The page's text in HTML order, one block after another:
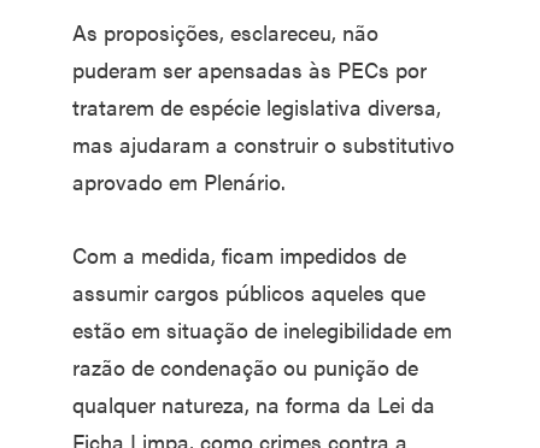
As proposições, esclareceu, não
puderam ser apensadas às PECs por
tratarem de espécie legislativa diversa,
mas ajudaram a construir o substitutivo
aprovado em Plenário.
Com a medida, ficam impedidos de
assumir cargos públicos aqueles que
estão em situação de inelegibilidade em
razão de condenação ou punição de
qualquer natureza, na forma da Lei da
Ficha Limpa, como crimes contra a